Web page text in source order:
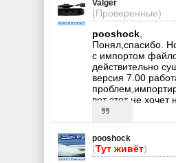
Valger
(Проверенные)
pooshock,
Понял,спасибо.
с импортом
действительно
версия 7.00
вот этот не хочет
pooshock
(Тут живёт)